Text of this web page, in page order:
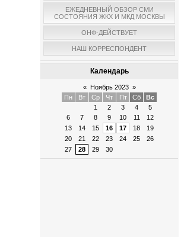
ЕЖЕДНЕВНЫЙ ОБЗОР СМИ
СОСТОЯНИЯ ЖКХ И МКД МОСКВЫ
ОНФ-ДЕЙСТВУЕТ
НАШ КОРРЕСПОНДЕНТ
Календарь
« Ноябрь 2023 »
Пн
Вт Ср Чт Пт Сб
Вс
1
2 3 4
5
6
7 8 9 10 11
12
13
14 15 16 17 18
19
20
21 22 23 24 25
26
27
28 29 30